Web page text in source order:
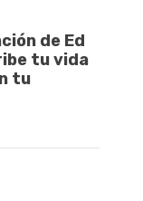
de Ed
tu vida
tu